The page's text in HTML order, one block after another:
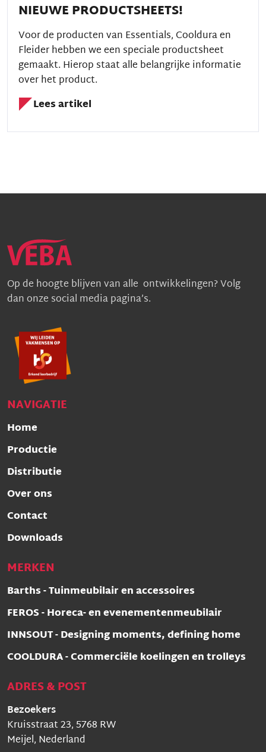
NIEUWE PRODUCTSHEETS!
Voor de producten van Essentials, Cooldura en
Fleider hebben we een speciale productsheet
gemaakt. Hierop staat alle belangrijke informatie
over het product.
Lees artikel
Op de hoogte blijven van alle ontwikkelingen? Volg
dan onze social media pagina’s.
NAVIGATIE
Home
Productie
Distributie
Over ons
Contact
Downloads
MERKEN
Barths - Tuinmeubilair en accessoires
FEROS - Horeca- en evenementenmeubilair
INNSOUT - Designing moments, defining home
COOLDURA - Commerciële koelingen en trolleys
ADRES & POST
Bezoekers
Kruisstraat 23, 5768 RW
Meijel, Nederland